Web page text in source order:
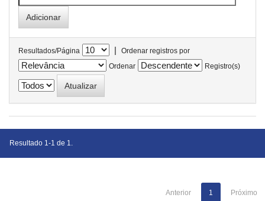
Resultados/Página |
Ordenar registros por
Ordenar
Registro(s)
Resultado 1-1 de 1.
Anterior 1 Próximo